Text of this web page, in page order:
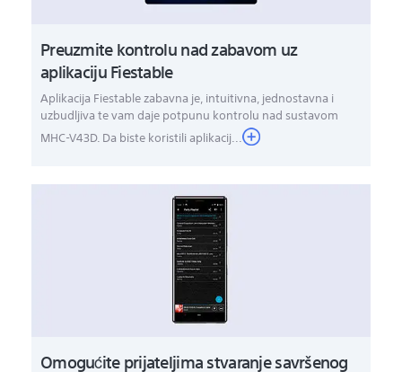
Preuzmite kontrolu nad zabavom uz
aplikaciju Fiestable
Aplikacija Fiestable zabavna je, intuitivna, jednostavna i
uzbudljiva te vam daje potpunu kontrolu nad sustavom
MHC-V43D. Da biste koristili aplikacij...
Omogućite prijateljima stvaranje savršenog